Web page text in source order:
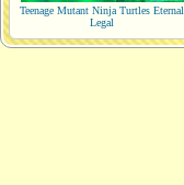
Teenage Mutant Ninja Turtles Eternal
Legal